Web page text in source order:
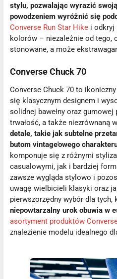
stylu, pozwalając wyrazić
powodzeniem wyróżnić się
Converse Run Star Hike i odkryj
kolorów – niezależnie od tego,
stonowane, a może
Converse Chuck 70
Converse Chuck 70 to
się klasycznym designem i
solidnej bawełny oraz gumowej
trwałość, a także niezrównaną
detale, takie jak subtelne
butom vintage'owego
komponuje się z różnymi
casualowymi, jak i bardziej
zawsze wygląda stylowo i
uwagę wielbicieli klasyki oraz
pierwszorzędny wybór dla tych,
niepowtarzalny urok obuwia w
asortyment produktów
znalezienie modelu idealnego